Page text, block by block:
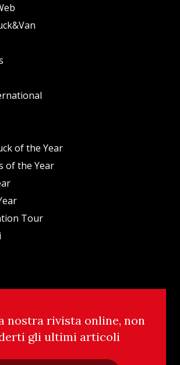
of the Year
of the Year
Tour
nostra rivista online, non
gli ultimi articoli